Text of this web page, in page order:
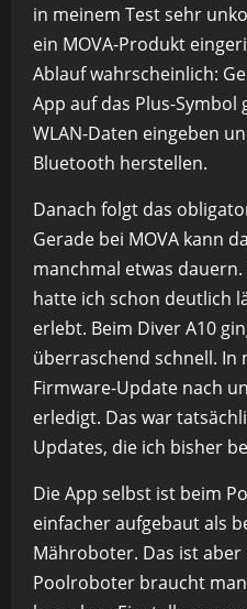
in meinem Test sehr
ein MOVA-Produkt
Ablauf wahrscheinlich:
App auf das Plus-Symbol
WLAN-Daten eingeben
Bluetooth herstellen.
Danach folgt das
Gerade bei MOVA kann
manchmal etwas
hatte ich schon deutlich
erlebt. Beim Diver A10
überraschend schnell. In
Firmware-Update nach
erledigt. Das war
Updates, die ich bisher
Die App selbst ist beim
einfacher aufgebaut als
Mähroboter. Das ist aber
Poolroboter braucht